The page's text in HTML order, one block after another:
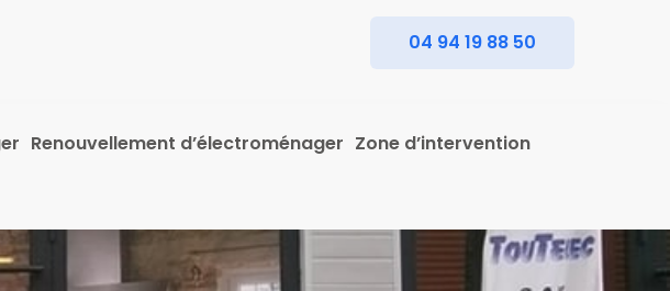
04 94 19 88 50
Renouvellement d’électroménager Zone d’intervention